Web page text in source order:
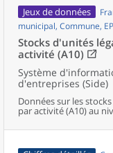
Jeux de données
municipal, Commune,
Stocks d'unités
activité (A10)
Système
d'entreprises (Side)
Données sur les
par activité (A10) au